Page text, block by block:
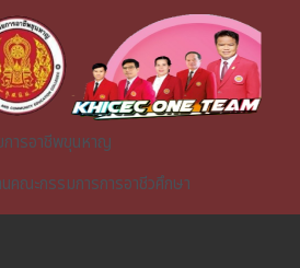
การอาชีพขุนหาญ
นคณะกรรมการการอาชีวศึกษา